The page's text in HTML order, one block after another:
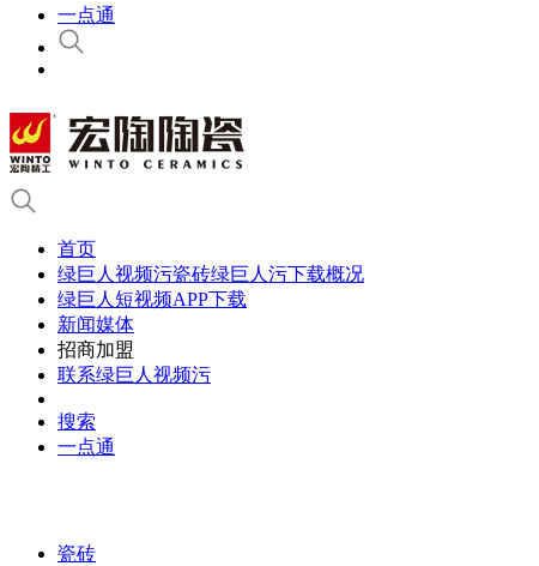
一点通
首页
绿巨人视频污瓷砖绿巨人污下载概况
绿巨人短视频APP下载
新闻媒体
招商加盟
联系绿巨人视频污
搜索
一点通
瓷砖